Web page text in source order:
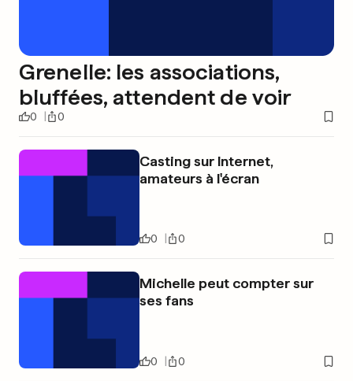
Grenelle: les associations,
bluffées, attendent de voir
0 0
Casting sur Internet,
amateurs à l'écran
0 0
Michelle peut compter sur
ses fans
0 0